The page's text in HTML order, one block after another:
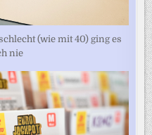
(wie mit 40) ging es
nie